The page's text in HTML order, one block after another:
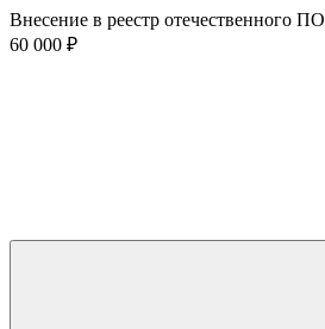
Внесение в реестр отечественного ПО
60 000 ₽